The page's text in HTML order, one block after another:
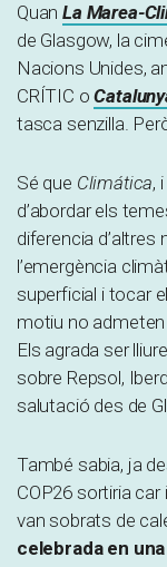
QuanLa Marea-
de Glasgow, la
Nacions Unides,
CRÍTIC o
tasca senzilla.
Sé que Climática,
d’abordar els
diferencia
l’emergència
superficial i tocar
motiu no admeten
Els agrada ser
sobre Repsol,
salutació des de
També sabia, ja
COP26 sortiria
van sobrats de
celebrada en